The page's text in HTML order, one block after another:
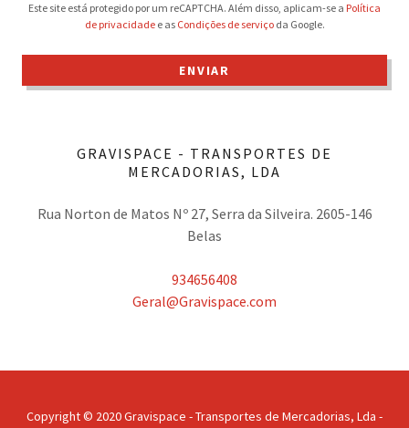
Este site está protegido por um reCAPTCHA. Além disso, aplicam-se a Política
de privacidadee as Condições de serviçoda Google.
ENVIAR
GRAVISPACE - TRANSPORTES DE
MERCADORIAS, LDA
Rua Norton de Matos Nº 27, Serra da Silveira. 2605-146
Belas
934656408
Geral@Gravispace.com
Copyright © 2020 Gravispace - Transportes de Mercadorias, Lda -